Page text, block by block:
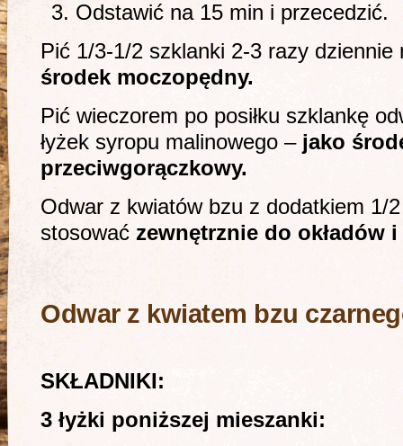
Odstawić na 15 min i przecedzić.
Pić 1/3-1/2 szklanki 2-3 razy dziennie
środek moczopędny.
Pić wieczorem po posiłku szklankę
łyżek syropu malinowego – jako
przeciwgorączkowy.
Odwar z kwiatów bzu z dodatkiem 1/
stosować zewnętrznie do okładów
Odwar z kwiatem bzu
SKŁADNIKI:
3 łyżki poniższej mieszanki: